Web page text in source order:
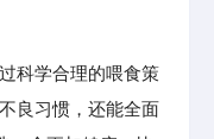
科学合理的喂食策
良习惯，还能全面